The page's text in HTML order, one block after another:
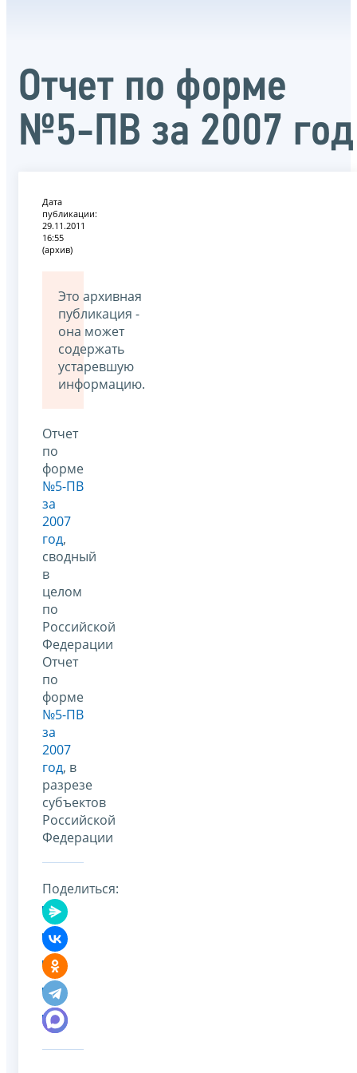
Отчет по форме
№5-ПВ за 2007 год
Дата
публикации:
29.11.2011
16:55
(архив)
Это архивная
публикация -
она может
содержать
устаревшую
информацию.
Отчет
по
форме
№5-ПВ
за
2007
год,
сводный
в
целом
по
Российской
Федерации
Отчет
по
форме
№5-ПВ
за
2007
год, в
разрезе
субъектов
Российской
Федерации
Поделиться: